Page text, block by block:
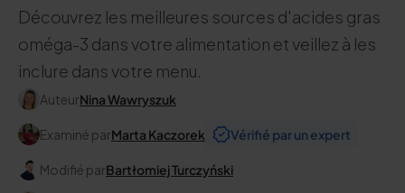
Découvrez les meilleures sources d'acides gras
oméga-3 dans votre alimentation et veillez à les
inclure dans votre menu.
AuteurNina Wawryszuk
Examiné parMarta Kaczorek Vérifié par un expert
Modifié parBartłomiej Turczyński